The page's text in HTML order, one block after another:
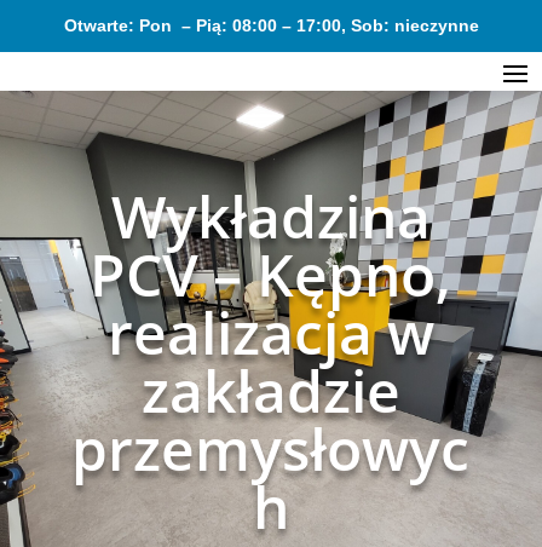
Otwarte: Pon – Pią: 08:00 – 17:00, Sob: nieczynne
Wykładzina
PCV – Kępno,
realizacja w
zakładzie
przemysłowyc
h